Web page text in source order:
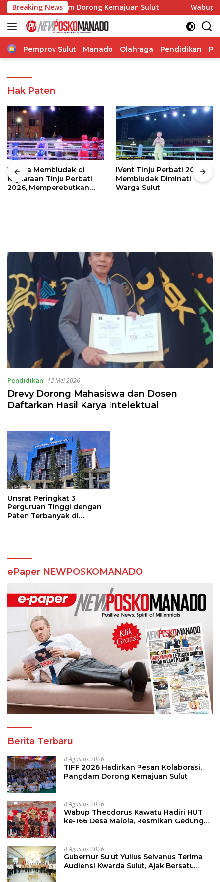
Langsung
ke
konten
Breaking News
Pangdam Dorong Kemajuan Sulut Wabup
Home
Pemprov Sulut Manado Olahraga Pendidikan
Hak Paten
Warga Membludak di
Kejuaraan Tinju Perbati
2026, Memperebutkan
IVent Tinju Perbati 2026
Membludak Diminati
Warga Sulut
Pendidikan 12 Mei 2026
Drevy Dorong Mahasiswa dan Dosen
Daftarkan Hasil Karya Intelektual
Unsrat Peringkat 3
Perguruan Tinggi dengan
Paten Terbanyak di
ePaper NEWPOSKOMANADO
Berita Terbaru
8 Agustus 2026
TIFF 2026 Hadirkan Pesan Kolaborasi,
Pangdam Dorong Kemajuan Sulut
8 Agustus 2026
Wabup Theodorus Kawatu Hadiri HUT
ke-166 Desa Malola, Resmikan Gedung
8 Agustus 2026
Gubernur Sulut Yulius Selvanus Terima
Audiensi Kwarda Sulut, Ajak Bersatu